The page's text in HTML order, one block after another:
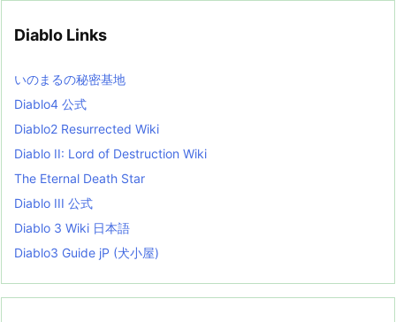
e
i
s
t
Diablo Links
いのまるの秘密基地
Diablo4 公式
Diablo2 Resurrected Wiki
Diablo II: Lord of Destruction Wiki
The Eternal Death Star
Diablo III 公式
Diablo 3 Wiki 日本語
Diablo3 Guide jP (犬小屋)